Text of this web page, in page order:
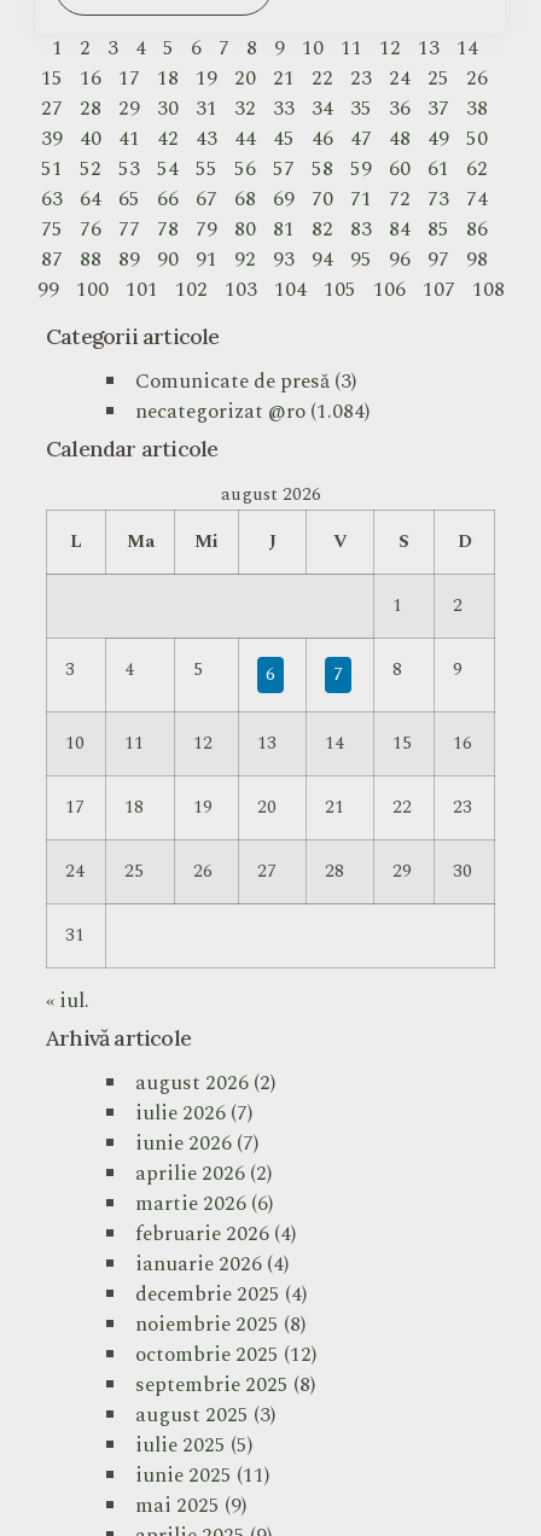
1 2 3 4 5 6 7 8 9 10 11 12 13 14
15
16 17 18 19 20 21 22 23 24 25
26
27
28 29 30 31 32 33 34 35 36 37
38
39 40 41 42 43 44 45 46 47 48 49 50
51
52 53 54 55 56 57 58 59 60 61
62
63 64 65 66 67 68 69 70 71 72 73 74
75
76 77 78 79 80 81 82 83 84 85
86
87
88 89 90 91 92 93 94 95 96 97
98
99 100 101 102 103 104 105 106 107 108
Categorii articole
Comunicate de presă(3)
necategorizat @ro(1.084)
Calendar articole
august 2026
L
Ma Mi J V S D
1 2
3 4 5 6 7 8 9
10 11 12 13 14 15 16
17 18 19 20 21 22 23
24 25 26 27 28 29 30
31
« iul.
Arhivă articole
august 2026(2)
iulie 2026(7)
iunie 2026(7)
aprilie 2026(2)
martie 2026(6)
februarie 2026(4)
ianuarie 2026(4)
decembrie 2025 (4)
noiembrie 2025 (8)
octombrie 2025 (12)
septembrie 2025 (8)
august 2025 (3)
iulie 2025 (5)
iunie 2025 (11)
mai 2025 (9)